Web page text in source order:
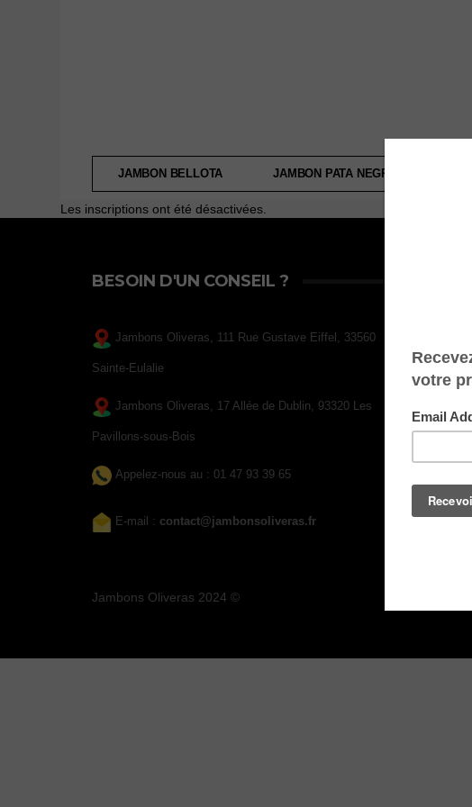
JAMBON BELLOTA JAMBON PATA NEGRA
Les inscriptions ont été désactivées.
BESOIN D'UN CONSEIL ?
Jambons Oliveras, 111 Rue Gustave Eiffel, 33560
Sainte-Eulalie
Jambons Oliveras, 17 Allée de Dublin, 93320 Les
Pavillons-sous-Bois
Appelez-nous au : 01 47 93 39 65
E-mail : contact@jambonsoliveras.fr
Jambons Oliveras 2024 ©